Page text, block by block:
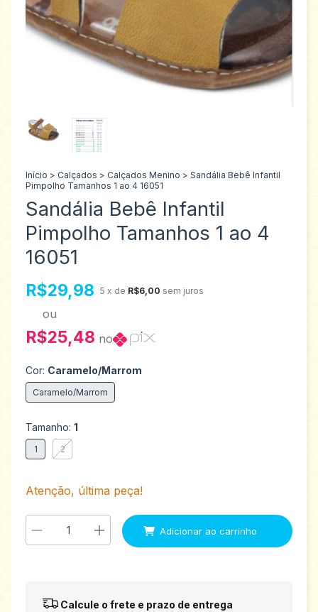
Início > Calçados > Calçados Menino > Sandália Bebê Infantil
Pimpolho Tamanhos 1 ao 4 16051
Sandália Bebê Infantil
Pimpolho Tamanhos 1 ao 4
16051
R$29,98 5 x de R$6,00 sem juros
ou
R$25,48 no
Cor: Caramelo/Marrom
Caramelo/Marrom
Tamanho: 1
1 2
Atenção, última peça!
Entregas para o CEP: Alterar CEP
Calcule o frete e prazo de entrega